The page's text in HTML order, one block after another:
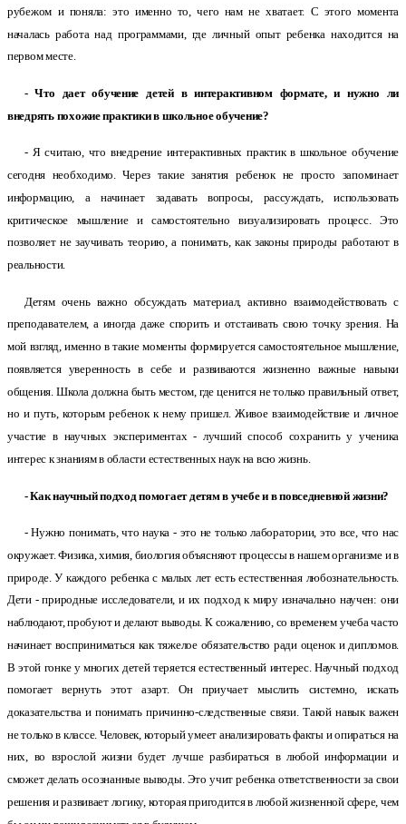
рубежом и поняла: это именно то, чего нам не хватает. С этого момента
началась работа над программами, где личный опыт ребенка находится на
первом месте.
- Что дает обучение детей в интерактивном формате, и нужно ли
внедрять похожие практики в школьное обучение?
- Я считаю, что внедрение интерактивных практик в школьное обучение
сегодня необходимо. Через такие занятия ребенок не просто запоминает
информацию, а начинает задавать вопросы, рассуждать, использовать
критическое мышление и самостоятельно визуализировать процесс. Это
позволяет не заучивать теорию, а понимать, как законы природы работают в
реальности.
Детям очень важно обсуждать материал, активно взаимодействовать с
преподавателем, а иногда даже спорить и отстаивать свою точку зрения. На
мой взгляд, именно в такие моменты формируется самостоятельное мышление,
появляется уверенность в себе и развиваются жизненно важные навыки
общения. Школа должна быть местом, где ценится не только правильный ответ,
но и путь, которым ребенок к нему пришел. Живое взаимодействие и личное
участие в научных экспериментах - лучший способ сохранить у ученика
интерес к знаниям в области естественных наук на всю жизнь.
- Как научный подход помогает детям в учебе и в повседневной жизни?
- Нужно понимать, что наука - это не только лаборатории, это все, что нас
окружает. Физика, химия, биология объясняют процессы в нашем организме и в
природе. У каждого ребенка с малых лет есть естественная любознательность.
Дети - природные исследователи, и их подход к миру изначально научен: они
наблюдают, пробуют и делают выводы. К сожалению, со временем учеба часто
начинает восприниматься как тяжелое обязательство ради оценок и дипломов.
В этой гонке у многих детей теряется естественный интерес. Научный подход
помогает вернуть этот азарт. Он приучает мыслить системно, искать
доказательства и понимать причинно-следственные связи. Такой навык важен
не только в классе. Человек, который умеет анализировать факты и опираться на
них, во взрослой жизни будет лучше разбираться в любой информации и
сможет делать осознанные выводы. Это учит ребенка ответственности за свои
решения и развивает логику, которая пригодится в любой жизненной сфере, чем